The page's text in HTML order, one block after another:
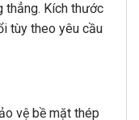
thẳng. Kích thước
tùy theo yêu cầu
vệ bề mặt thép